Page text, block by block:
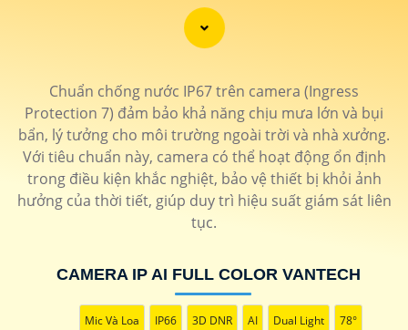
Camera SMD Plus VanTech là lựa chọn lý tưởng cho các
hệ thống an ninh gia đình và doanh nghiệp.
Chuẩn chống nước IP67 trên camera (Ingress
Protection 7) đảm bảo khả năng chịu mưa lớn và bụi
bẩn, lý tưởng cho môi trường ngoài trời và nhà xưởng.
Với tiêu chuẩn này, camera có thể hoạt động ổn định
trong điều kiện khắc nghiệt, bảo vệ thiết bị khỏi ảnh
hưởng của thời tiết, giúp duy trì hiệu suất giám sát liên
tục.
CAMERA IP AI FULL COLOR VANTECH
Mic Và Loa IP66 3D DNR AI Dual Light 78°